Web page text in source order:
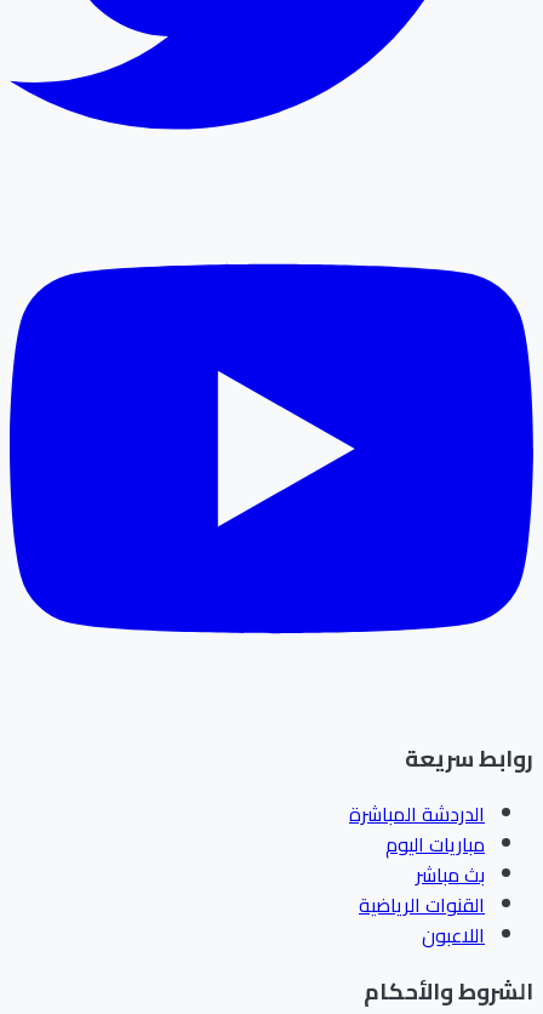
سريعة
الدردشة المباشرة
مباريات اليوم
بث مباشر
القنوات الرياضية
اللاعبون
والأحكام